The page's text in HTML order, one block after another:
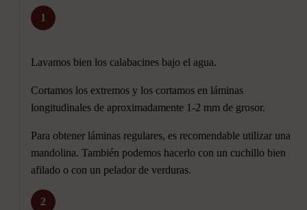
1
Lavamos bien los calabacines bajo el agua.
Cortamos los extremos y los cortamos en láminas
longitudinales de aproximadamente 1-2 mm de grosor.
Para obtener láminas regulares, es recomendable utilizar una
mandolina. También podemos hacerlo con un cuchillo bien
afilado o con un pelador de verduras.
2